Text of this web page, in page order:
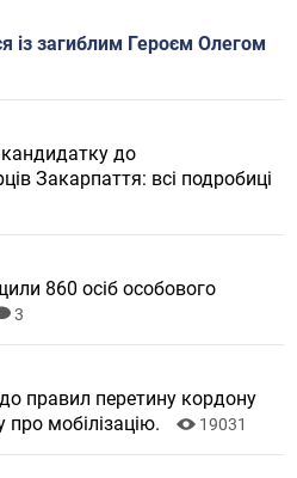
із загиблим Героєм Олегом
кандидатку до
Закарпаття: всі подробиці
860 осіб особового
3
правил перетину кордону
про мобілізацію.
19031